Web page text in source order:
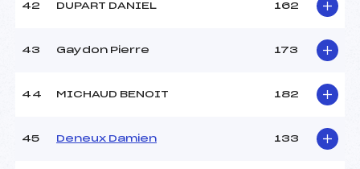
42 DUPART DANIEL 162
43 Gaydon Pierre 173
44 MICHAUD BENOIT 182
45 Deneux Damien 133